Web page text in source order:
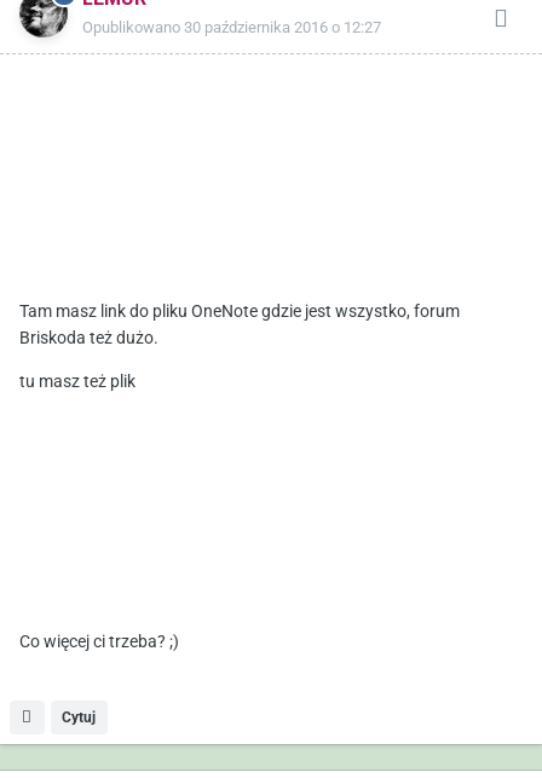
Opublikowano 30 października 2016 o 12:27
Tam masz link do pliku OneNote gdzie jest wszystko, forum
Briskoda też dużo.
tu masz też plik
Co więcej ci trzeba? ;)
Cytuj